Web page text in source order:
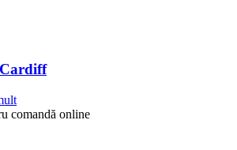
comandă online